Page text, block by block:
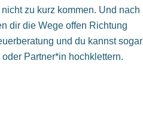
zu kurz kommen. Und nach
dir die Wege offen Richtung
und du kannst sogar
Partner*in hochklettern.